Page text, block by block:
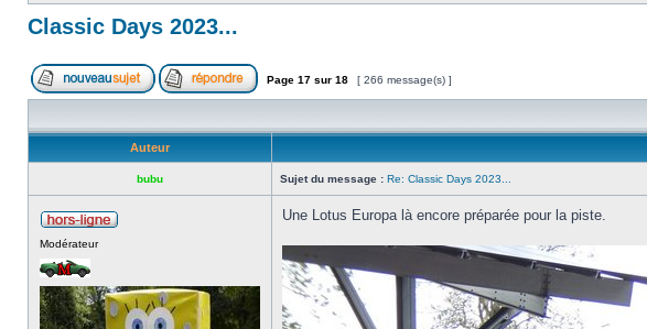
Classic Days 2023...
Page 17 sur 18 [ 266 message(s) ]
Auteur
bubu Sujet du message : Re: Classic Days 2023...
Modérateur
Une Lotus Europa là encore préparée pour la piste.